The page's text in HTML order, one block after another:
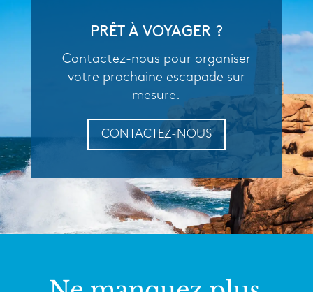
PRÊT À VOYAGER ?
Contactez-nous pour organiser
votre prochaine escapade sur
mesure.
CONTACTEZ-NOUS